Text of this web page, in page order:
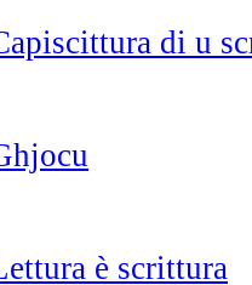
di u
è scrittura